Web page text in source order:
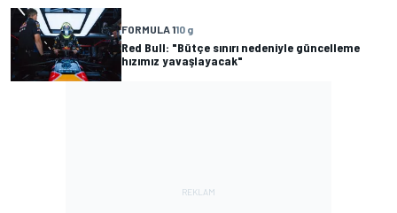
FORMULA 110 g
Red Bull: "Bütçe sınırı nedeniyle güncelleme
hızımız yavaşlayacak"